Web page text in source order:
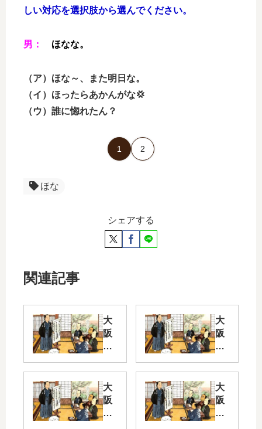
しい対応を選択肢から選んでください。
男： ほなな。
（ア）ほな～、また明日な。
（イ）ほったらあかんがな💢
（ウ）誰に惚れたん？
1 2
ほな
シェアする
関連記事
大
阪
弁
rt
2
大
阪
弁
イ
ズ
Pa
rt
大
阪
弁
大
阪
弁